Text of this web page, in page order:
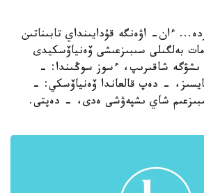
ءان- اۋەنگە قۇدايىنداي تابىناتىن
بەلگىلى سىبىزعىشى ۆەنياۆسكيدى
ىشۋگە شاقىرىپ، ءسوز سوڭىندا: -
- دەپ قالعاندا ۆەنياۆسكي: -
شاي ىشپەۋشى ەدى، - دەپتى.